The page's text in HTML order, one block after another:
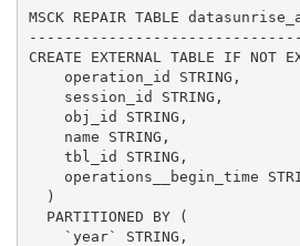
MSCK REPAIR TABLE
CREATE EXTERNAL TABLE IF
    operation_id STRING,
    session_id STRING,
    obj_id STRING,
    name STRING,
    tbl_id STRING,
operations__begin_time
  )
  PARTITIONED BY (
    `year` STRING,